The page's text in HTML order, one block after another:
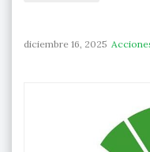
diciembre 16, 2025